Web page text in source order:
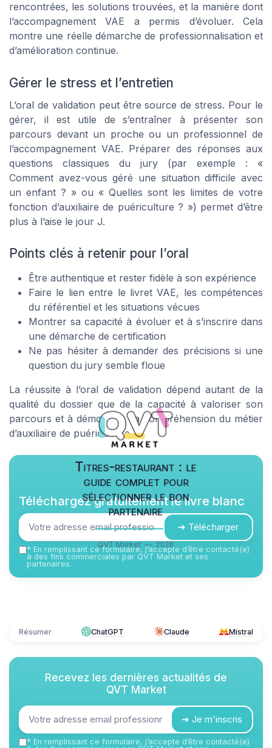
rencontrées, les solutions trouvées, et la manière dont
l’accompagnement VAE a permis d’évoluer. Cela
montre une réelle démarche de professionnalisation et
d’amélioration continue.
Gérer le stress et l’entretien
L’oral de validation peut être source de stress. Pour le
gérer, il est utile de s’entraîner à présenter son
parcours devant un proche ou un professionnel de
l’accompagnement VAE. Préparer des réponses aux
questions classiques du jury (par exemple : «
Comment avez-vous géré une situation difficile avec
un enfant ? » ou « Quelles sont les limites de votre
fonction d’auxiliaire de puériculture ? ») permet d’être
plus à l’aise le jour J.
Points clés à retenir pour l’oral
Être authentique et rester fidèle à son expérience
Faire le lien entre le livret VAE, les compétences
du référentiel et les situations vécues
Montrer sa capacité à évoluer et à s’inscrire dans
une démarche de certification
Ne pas hésiter à demander des précisions si une
question du jury semble floue
La réussite à l’oral de validation dépend autant de la
qualité du dossier que de la capacité à valoriser son
parcours et à démontrer sa compréhension du métier
d’auxiliaire de puériculture.
Titres-restaurant : le
guide complet pour
sélectionner le bon
partenaire
QVT Market — 2026
Téléchargez gratuitement le livre blanc
➔ Télécharger
* En remplissant ce formulaire, j’accepte d’être contacté(e)
à des fins commerciales par QVT Market et ses
partenaires.
Résumer ChatGPT Claude Mistral
Recevez les dernières actualités de
QVT Market
➔ Je m'inscris
* En remplissant ce formulaire, j’accepte d’être contacté(e)